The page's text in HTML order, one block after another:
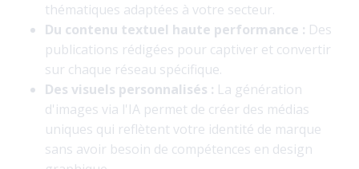
thématiques adaptées à votre secteur.
Du contenu textuel haute performance : Des
publications rédigées pour captiver et convertir
sur chaque réseau spécifique.
Des visuels personnalisés : La génération
d'images via l'IA permet de créer des médias
uniques qui reflètent votre identité de marque
sans avoir besoin de compétences en design